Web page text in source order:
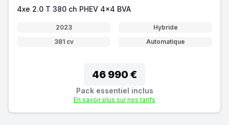
4xe 2.0 T 380 ch PHEV 4x4 BVA
2023
Hybride
381 cv
Automatique
46 990 €
Pack essentiel inclus
En savoir plus sur nos tarifs